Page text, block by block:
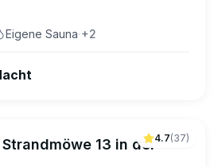
Eigene Sauna·+2
4.7(37)
13 in der